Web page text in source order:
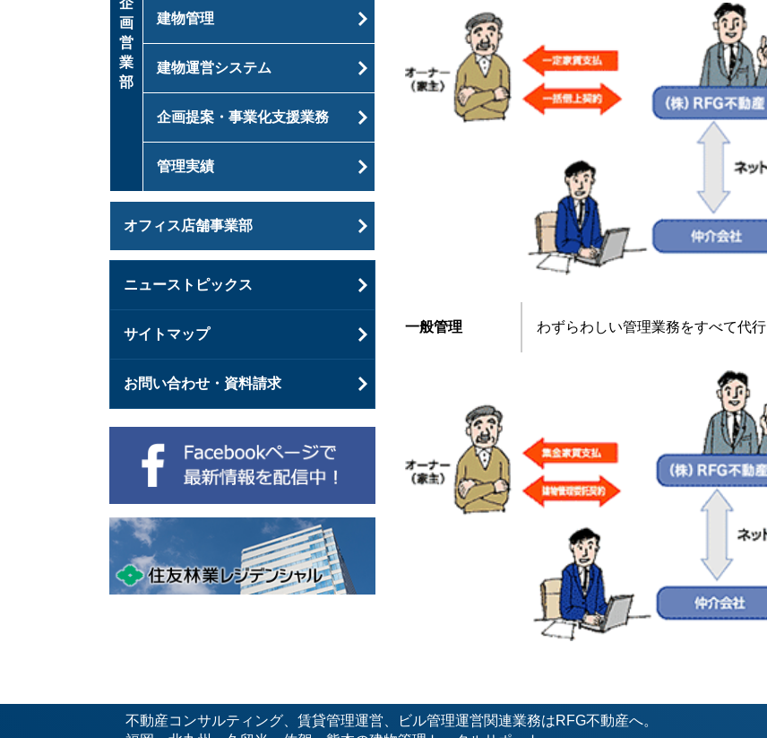
一般管理 わずらわしい管理業務をすべて代
企
画
営
業
部
建物管理
建物運営システム
企画提案・事業化支援業務
管理実績
オフィス店舗事業部
ニューストピックス
サイトマップ
お問い合わせ・資料請求
不動産コンサルティング、賃貸管理運営、ビル管理運営関連業務はRFG不動産へ。